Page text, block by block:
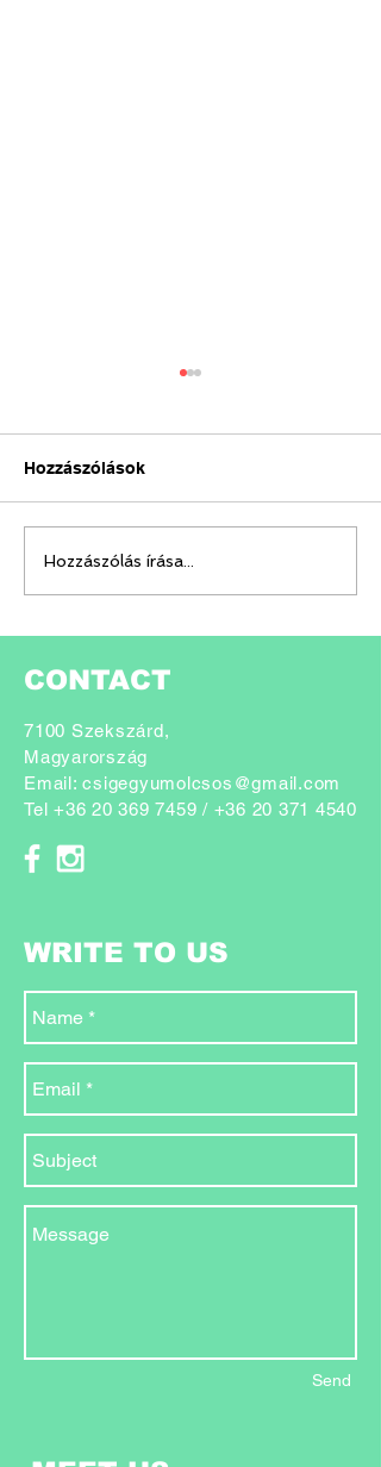
PÉLDAKÉPEINK / 1.
Rebecca Hosking
Hozzászólások
Hozzászólás írása...
CONTACT
7100 Szekszárd,
Magyarország
Email:csigegyumolcsos@gmail.com
Tel +36 20 369 7459 / +36 20 371 4540
WRITE TO US
Send